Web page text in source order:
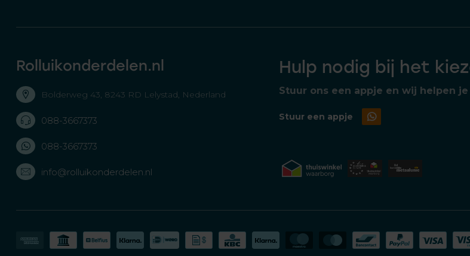
Rolluikonderdelen.nl
Bolderweg 43, 8243 RD Lelystad, Nederland
088-3667373
088-3667373
info@rolluikonderdelen.nl
Hulp nodig bij het
Stuur ons een appje en wij helpen
Stuur een appje